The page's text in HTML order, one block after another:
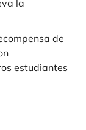
la
de
estudiantes